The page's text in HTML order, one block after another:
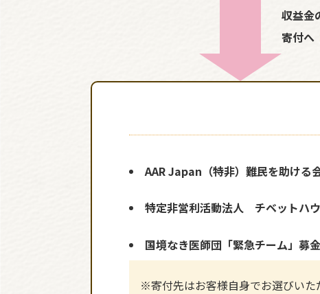
収益金
寄付へ
AAR Japan（特非）難民を助ける
特定非営利活動法人 チベットハ
国境なき医師団「緊急チーム」募金
※寄付先はお客様自身でお選びいた